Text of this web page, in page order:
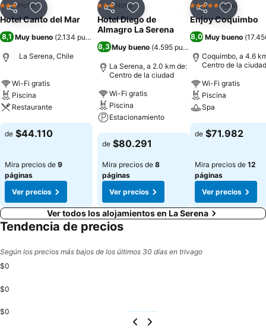
CompartirAgregar a favoritos
3 Estrellas
Hotel
Hotel Canto del Mar
8,1 Muy bueno (2.134 puntuaciones)
La Serena, Chile
Wi-Fi gratis
Piscina
Restaurante
Ver precios
de $44.110
Mira precios de 9
páginas
Ver precios
CompartirAgregar a favoritos
3 Estrellas
Hotel
Hotel Diego de
Almagro La Serena
8,3 Muy bueno (4.595 puntuaciones
La Serena, a 2.0 km de:
Centro de la ciudad
Wi-Fi gratis
Piscina
Estacionamiento
Ver precios
de $80.291
Mira precios de 8
páginas
Ver precios
CompartirAgregar
5 EstrellasHotel
Enjoy Coquimbo
8,0 Muy bueno (
Coquimbo, a 4.6
Centro de la ciudad
Wi-Fi gratis
Piscina
Spa
Ver precios
de $71.982
Mira precios de 12
páginas
Ver precios
Ver todos los alojamientos en La Serena
Tendencia de precios
Según los precios más bajos de los últimos 30 días en trivago
$0
$0
$0